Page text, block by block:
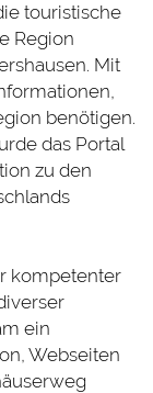
touristische
Region
Mit
benötigen.
das Portal
zu den
kompetenter
ein
Webseiten